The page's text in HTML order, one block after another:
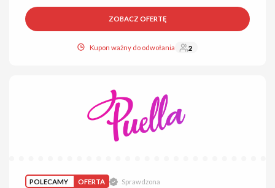
ZOBACZ OFERTĘ
Kupon ważny do odwołania 2
POLECAMY OFERTA Sprawdzona